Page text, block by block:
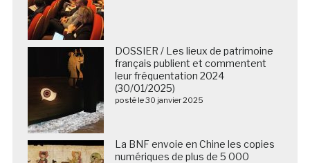
DOSSIER / Les lieux de patrimoine
français publient et commentent
leur fréquentation 2024
(30/01/2025)
posté le 30 janvier 2025
La BNF envoie en Chine les copies
numériques de plus de 5 000